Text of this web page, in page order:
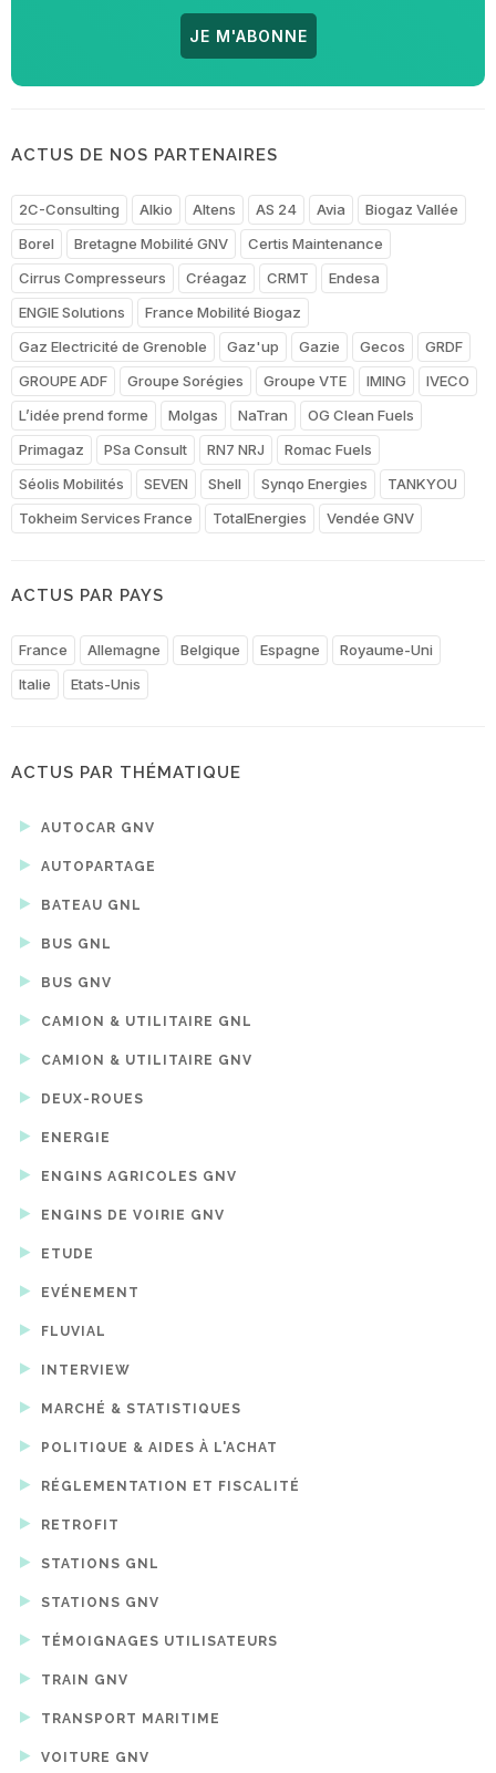
JE M'ABONNE
ACTUS DE NOS PARTENAIRES
2C-Consulting Alkio Altens AS 24 Avia
Biogaz Vallée
Borel
Bretagne Mobilité GNV
Certis Maintenance
Cirrus Compresseurs
Créagaz CRMT
Endesa
ENGIE Solutions
France Mobilité Biogaz
Gaz Electricité de Grenoble
Gaz'up Gazie Gecos
GRDF
GROUPE ADF
Groupe Sorégies Groupe VTE IMING
IVECO
L’idée prend forme
Molgas NaTran
OG Clean Fuels
Primagaz
PSa Consult RN7 NRJ
Romac Fuels
Séolis Mobilités
SEVEN Shell Synqo Energies
TANKYOU
Tokheim Services France
TotalEnergies Vendée GNV
ACTUS PAR PAYS
France Allemagne Belgique Espagne
Royaume-Uni
Italie
Etats-Unis
ACTUS PAR THÉMATIQUE
AUTOCAR GNV
AUTOPARTAGE
BATEAU GNL
BUS GNL
BUS GNV
CAMION & UTILITAIRE GNL
CAMION & UTILITAIRE GNV
DEUX-ROUES
ENERGIE
ENGINS AGRICOLES GNV
ENGINS DE VOIRIE GNV
ETUDE
EVÉNEMENT
FLUVIAL
INTERVIEW
MARCHÉ & STATISTIQUES
POLITIQUE & AIDES À L'ACHAT
RÉGLEMENTATION ET FISCALITÉ
RETROFIT
STATIONS GNL
STATIONS GNV
TÉMOIGNAGES UTILISATEURS
TRAIN GNV
TRANSPORT MARITIME
VOITURE GNV